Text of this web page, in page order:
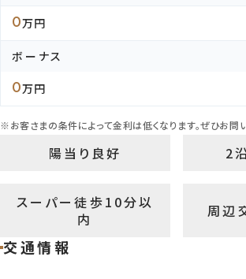
0万円
ボーナス
0万円
※お客さまの条件によって金利は低くなります。ぜひお問
陽当り良好 2
スーパー徒歩10分以
内
周辺
交通情報
【現地写真】 京王線「桜上水」駅は急行停車駅のた
【前面道路】 桜上水駅周辺の商店街を生活圏に取
やちょっとした用事も普段の暮らしの流れの中で無
魅力です♪ ※2026年6月1日
【前面道路】 商店街のにぎわいや日常利便を取り入
街としての落ち着きも感じやすいため、毎日の暮ら